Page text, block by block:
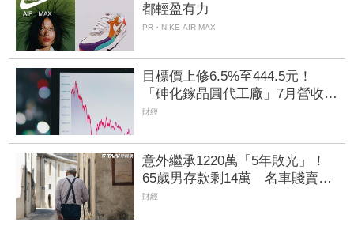
都輕盈有力
PR・NIKE AIR MAX
目標價上修6.5%至444.5元！
「砷化鎵晶圓代工廠」7月營收創
4年半新高 1.6T光通訊開始貢獻
財經
意外繼承1220萬「5年敗光」！
65歲男存款剩14萬 名車賤賣也
救不了
財經